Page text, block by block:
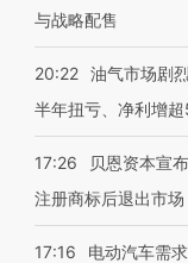
与战略配售
20:22 油气市场剧
半年扭亏、净利增
17:26
贝恩资本宣
注册商标后退出市场
17:16
电动汽车需